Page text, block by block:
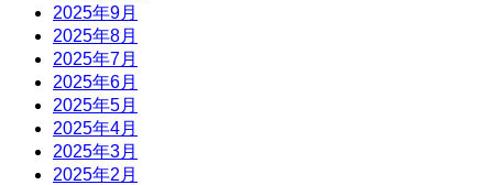
2025年9月
2025年8月
2025年7月
2025年6月
2025年5月
2025年4月
2025年3月
2025年2月